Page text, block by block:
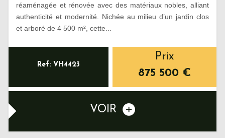
réaménagée et rénovée avec des matériaux nobles, alliant
authenticité et modernité. Nichée au milieu d’un jardin clos
et arboré de 4 500 m², cette...
Ref: VH4423
Prix
875 500 €
VOIR